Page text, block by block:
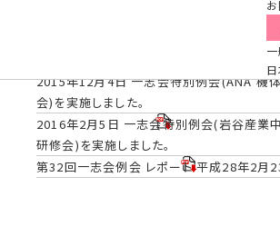
第29回一志会例会 レポート 平成 27年8月
第30回一志会例会 レポート 平成27年10
第31回一志会例会 レポート 平成27年11
2015年12月4日 一志会特別例会(ANA 機
会)を実施しました。
2016年2月5日 一志会特別例会(岩谷産業
研修会)を実施しました。
第32回一志会例会 レポート 平成28年2月